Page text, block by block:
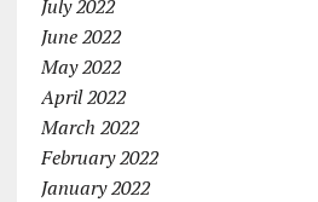
July 2022
June 2022
May 2022
April 2022
March 2022
February 2022
January 2022